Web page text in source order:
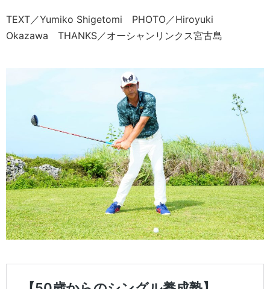
TEXT／Yumiko Shigetomi PHOTO／Hiroyuki
Okazawa THANKS／オーシャンリンクス宮古島